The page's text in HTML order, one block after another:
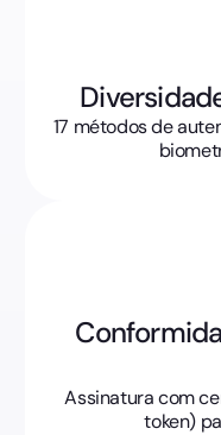
17 métodos de
Assinatura com
token)